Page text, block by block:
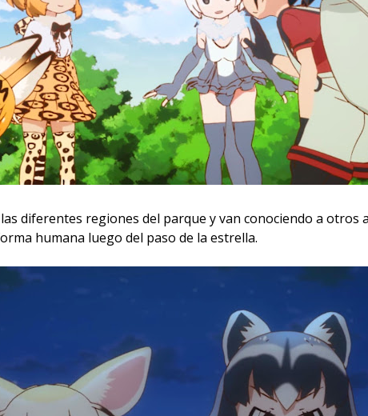
diferentes regiones del parque y van conociendo a otros
humana luego del paso de la estrella.